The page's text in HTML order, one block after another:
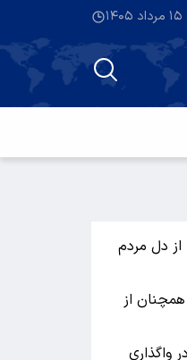
از دل مردم
از
واگذاری